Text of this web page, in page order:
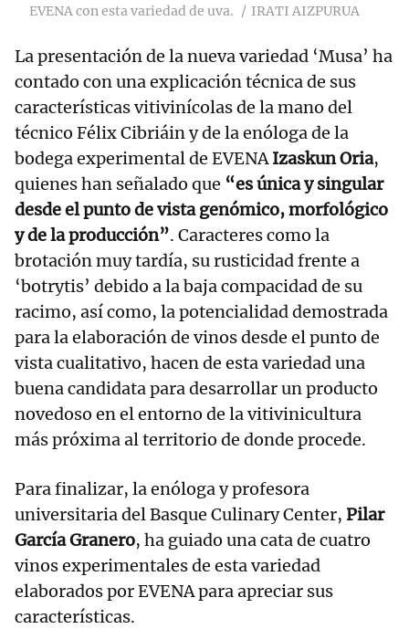
EVENA con esta variedad de uva.
IRATI AIZPURUA
La presentación de la nueva variedad ‘Musa’ ha
contado con una explicación técnica de sus
características vitivinícolas de la mano del
técnico Félix Cibriáin y de la enóloga de la
bodega experimental de EVENAIzaskun Oria,
quienes han señalado que “es única y singular
desde el punto de vista genómico, morfológico
y de la producción”. Caracteres como la
brotación muy tardía, su rusticidad frente a
‘botrytis’ debido a la baja compacidad de su
racimo, así como, la potencialidad demostrada
para la elaboración de vinos desde el punto de
vista cualitativo, hacen de esta variedad una
buena candidata para desarrollar un producto
novedoso en el entorno de la vitivinicultura
más próxima al territorio de donde procede.
Para finalizar, la enóloga y profesora
universitaria del Basque Culinary Center, Pilar
García Granero, ha guiado una cata de cuatro
vinos experimentales de esta variedad
elaborados por EVENA para apreciar sus
características.